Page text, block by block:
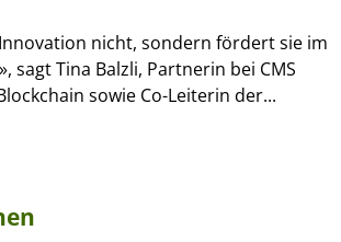
nicht, sondern fördert sie im
sagt Tina Balzli, Partnerin bei CMS
sowie Co-Leiterin der...